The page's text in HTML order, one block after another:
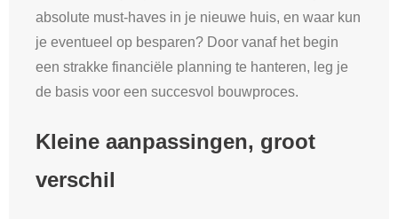
absolute must-haves in je nieuwe huis, en waar kun
je eventueel op besparen? Door vanaf het begin
een strakke financiële planning te hanteren, leg je
de basis voor een succesvol bouwproces.
Kleine aanpassingen, groot
verschil